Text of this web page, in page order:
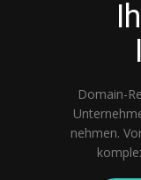
Domain-
nehmen.